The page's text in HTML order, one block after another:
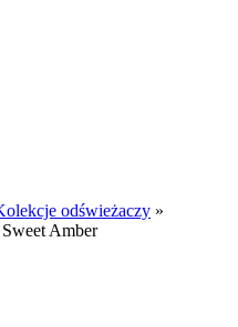
odświeżaczy »
Amber